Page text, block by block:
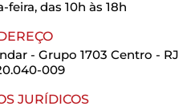
feira, das 10h às 18h
- Grupo 1703 Centro - RJ
009
JURÍDICOS